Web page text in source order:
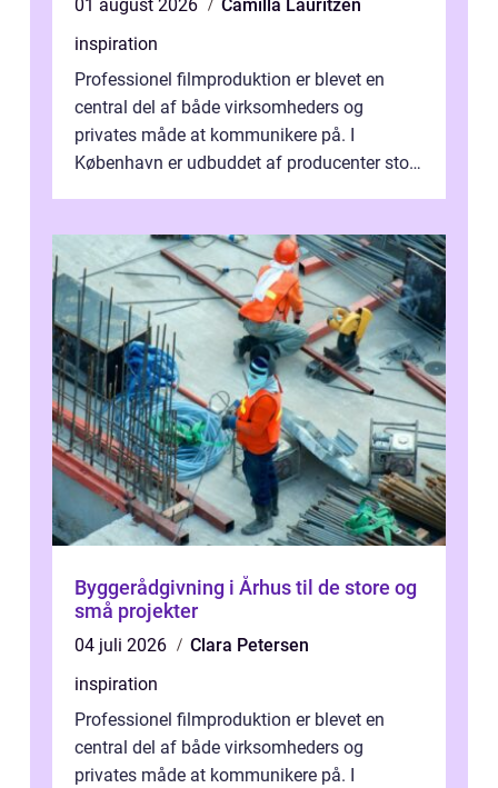
01 august 2026
Camilla Lauritzen
inspiration
Professionel filmproduktion er blevet en
central del af både virksomheders og
privates måde at kommunikere på. I
København er udbuddet af producenter stort,
Byggerådgivning i Århus til de store og
små projekter
04 juli 2026
Clara Petersen
inspiration
Professionel filmproduktion er blevet en
central del af både virksomheders og
privates måde at kommunikere på. I